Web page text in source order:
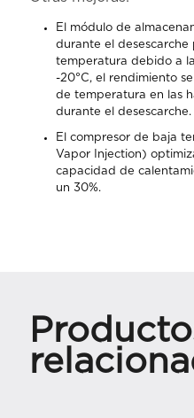
El módulo de
durante el desescarche
temperatura debido a
-20°C, el rendimiento
de temperatura en las
durante el desescarche.
El compresor de baja
Vapor Injection)
capacidad de
un 30%.